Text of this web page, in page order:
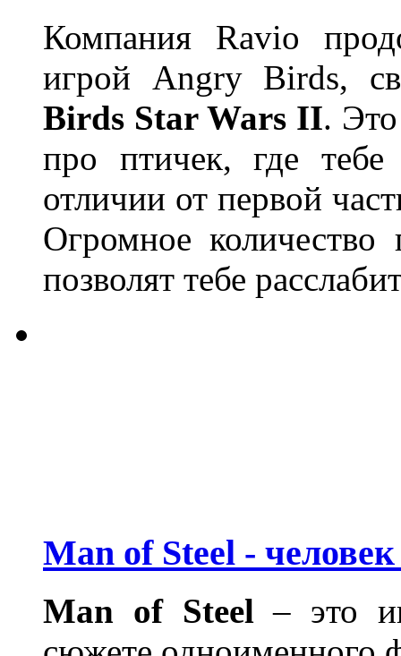
Компания Ravio
игрой Angry Birds,
Birds Star Wars II.
про птичек, где
отличии от первой
Огромное количество
позволят тебе
Man of Steel -
Man of Steel – это